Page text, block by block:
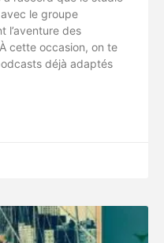
le groupe
l’aventure des
cette occasion, on te
déjà adaptés